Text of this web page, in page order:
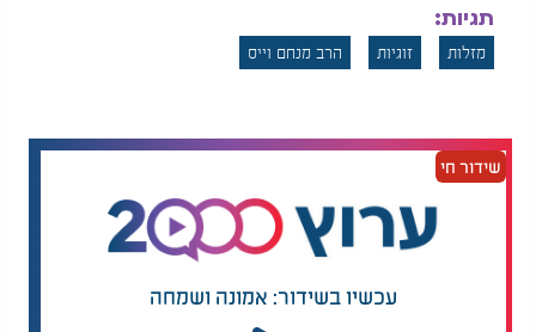
תגיות:
מזלות זוגיות הרב מנחם וייס
שידור חי
עכשיו בשידור: אמונה ושמחה